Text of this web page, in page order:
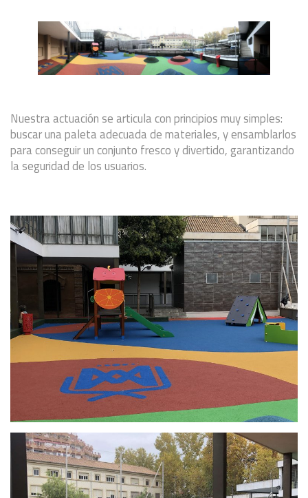
Nuestra actuación se articula con principios muy simples:
buscar una paleta adecuada de materiales, y ensamblarlos
para conseguir un conjunto fresco y divertido, garantizando
la seguridad de los usuarios.